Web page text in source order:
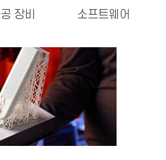
장비 소프트웨어